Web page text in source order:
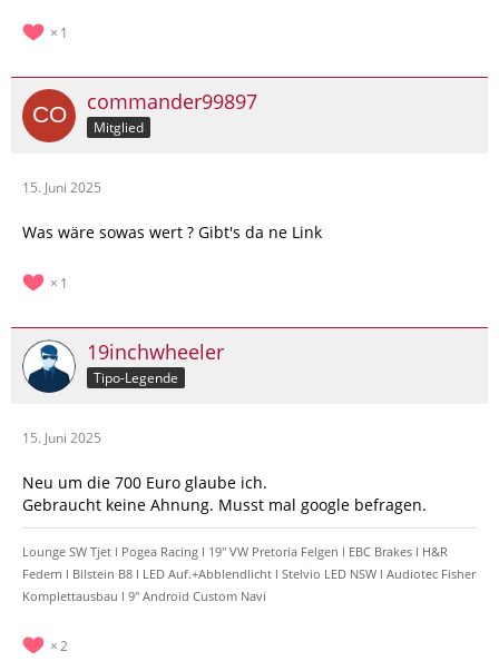
1
commander99897
Mitglied
15. Juni 2025
Was wäre sowas wert ? Gibt's da ne Link
1
19inchwheeler
Tipo-Legende
15. Juni 2025
Neu um die 700 Euro glaube ich.
Gebraucht keine Ahnung. Musst mal google befragen.
Lounge SW Tjet l Pogea Racing l 19" VW Pretoria Felgen l EBC Brakes l H&R
Federn l Bilstein B8 l LED Auf.+Abblendlicht l Stelvio LED NSW l Audiotec Fisher
Komplettausbau l 9" Android Custom Navi
2